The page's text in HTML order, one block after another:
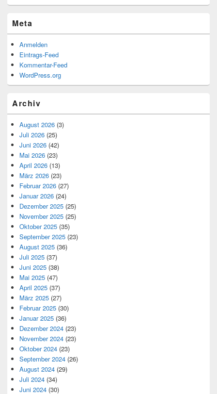
Meta
Anmelden
Eintrags-Feed
Kommentar-Feed
WordPress.org
Archiv
August 2026 (3)
Juli 2026 (25)
Juni 2026 (42)
Mai 2026 (23)
April 2026 (13)
März 2026 (23)
Februar 2026 (27)
Januar 2026 (24)
Dezember 2025 (25)
November 2025 (25)
Oktober 2025 (35)
September 2025 (23)
August 2025 (36)
Juli 2025 (37)
Juni 2025 (38)
Mai 2025 (47)
April 2025 (37)
März 2025 (27)
Februar 2025 (30)
Januar 2025 (36)
Dezember 2024 (23)
November 2024 (23)
Oktober 2024 (23)
September 2024 (26)
August 2024 (29)
Juli 2024 (34)
Juni 2024 (30)